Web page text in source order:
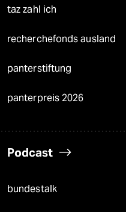
taz zahl ich
recherchefonds ausland
panterstiftung
panterpreis 2026
Podcast
bundestalk